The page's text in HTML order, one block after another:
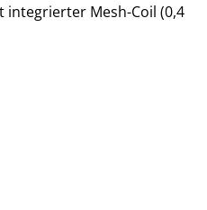
integrierter Mesh-Coil (0,4